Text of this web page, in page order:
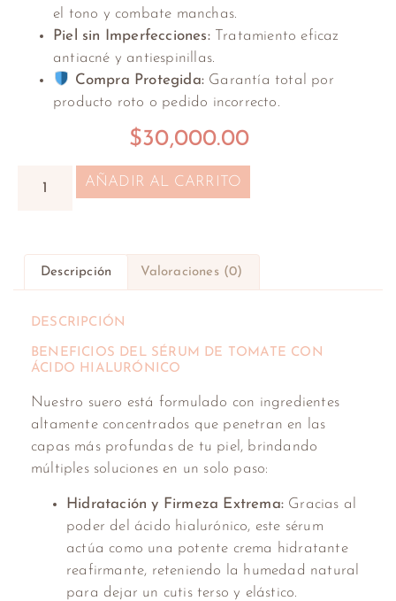
el tono y combate manchas.
Piel sin Imperfecciones:Tratamiento eficaz
antiacné y antiespinillas.
Compra Protegida:Garantía total por
producto roto o pedido incorrecto.
$30,000.00
AÑADIR AL CARRITO
Descripción Valoraciones (0)
DESCRIPCIÓN
BENEFICIOS DEL SÉRUM DE TOMATE CON
ÁCIDO HIALURÓNICO
Nuestro suero está formulado con ingredientes
altamente concentrados que penetran en las
capas más profundas de tu piel, brindando
múltiples soluciones en un solo paso:
Hidratación y Firmeza Extrema: Gracias al
poder del ácido hialurónico, este sérum
actúa como una potente crema hidratante
reafirmante, reteniendo la humedad natural
para dejar un cutis terso y elástico.